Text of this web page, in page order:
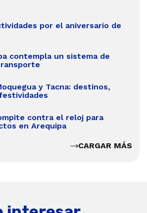
por el aniversario de
contempla un sistema de
y Tacna: destinos,
contra el reloj para
en Arequipa
CARGAR MÁS